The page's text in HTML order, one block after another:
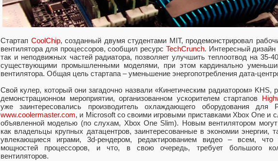
Стартап CoolChip, созданный двумя студентами MIT, продемонстрировал
вентилятора для процессоров, сообщил ресурс TechCrunch. Интересный
так и неподвижных частей радиатора, позволяет улучшить теплоотвод на 35-
существующими промышленными моделями, при этом кардинально
вентилятора. Общая цель стартапа – уменьшение энергопотребления дата-
Свой кулер, который они загадочно назвали «Кинетическим радиатором» KHS,
демонстрационном мероприятии, организованном ускорителем стартапов
уже заинтересовались производитель охлаждающего оборудования
www.coolermaster.com, и Microsoft со своими игровыми приставками Xbox One и
объявленной моделью (по слухам, Xbox One Slim). Новым вентилятором могут
как владельцы крупных датацентров, заинтересованные в экономии энергии,
увлекающиеся играми, 3d-рендером, редактированием видео – всем, что
мощностей процессоров, и что, в свою очередь, требует большого
вентиляторов.